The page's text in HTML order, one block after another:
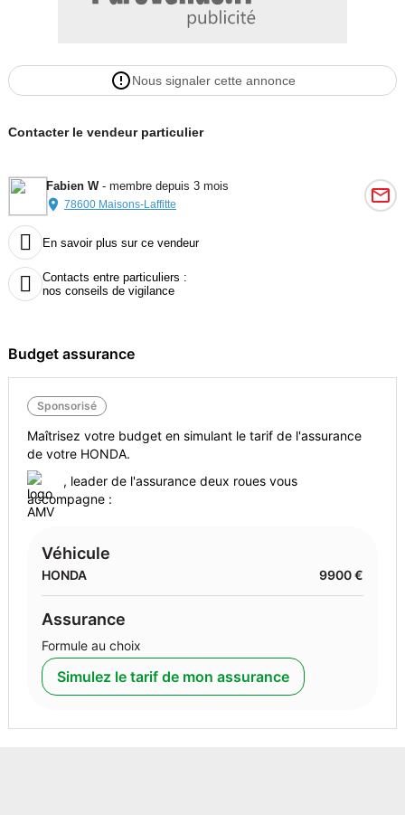
Nous signaler cette annonce
Contacter le vendeur particulier
Fabien W- membre depuis 3 mois
78600 Maisons-Laffitte
 En savoir plus sur ce vendeur

Contacts entre particuliers :
nos conseils de vigilance
Budget assurance
Sponsorisé
Maîtrisez votre budget en simulant le tarif de l'assurance
de votre HONDA.
, leader de l'assurance deux roues vous
accompagne :
Véhicule
HONDA 9900 €
Assurance
Formule au choix
Simulez le tarif de mon assurance